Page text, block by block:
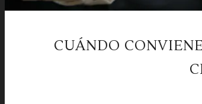
CUÁNDO